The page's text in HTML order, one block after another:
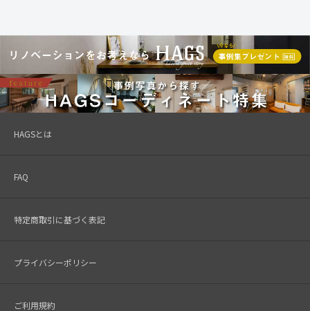
HAGSとは
FAQ
特定商取引に基づく表記
プライバシーポリシー
ご利用規約